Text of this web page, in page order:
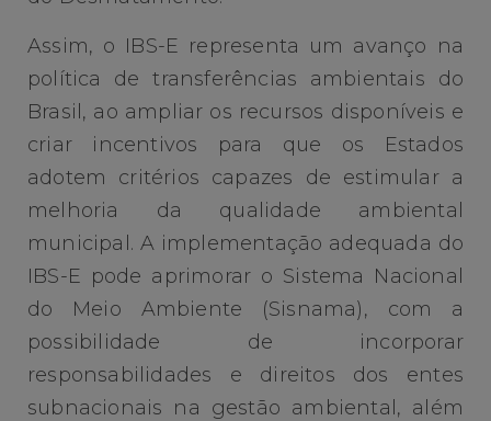
Assim, o IBS-E representa um avanço na
política de transferências ambientais do
Brasil, ao ampliar os recursos disponíveis e
criar incentivos para que os Estados
adotem critérios capazes de estimular a
melhoria da qualidade ambiental
municipal. A implementação adequada do
IBS-E pode aprimorar o Sistema Nacional
do Meio Ambiente (Sisnama), com a
possibilidade de incorporar
responsabilidades e direitos dos entes
subnacionais na gestão ambiental, além